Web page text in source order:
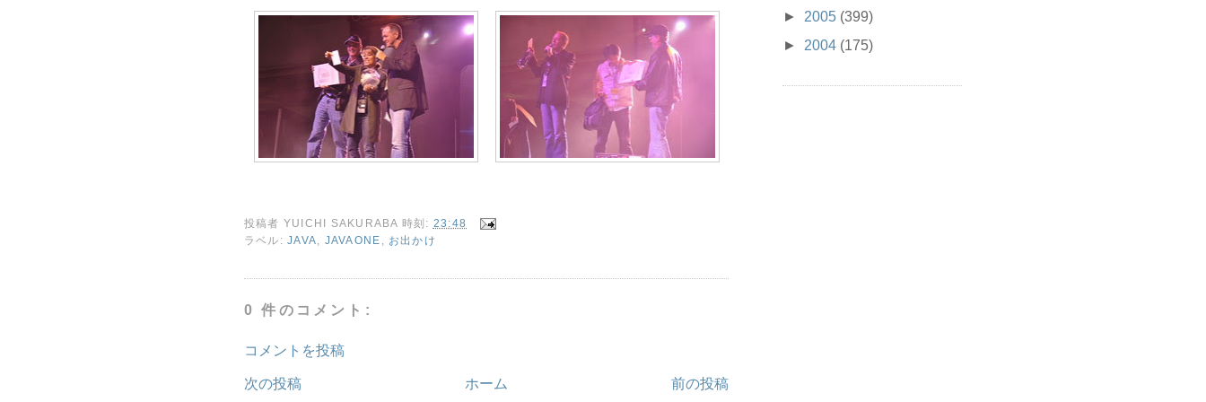
投稿者 YUICHI SAKURABA 時刻: 23:48
ラベル:JAVA JAVAONE お出かけ
0 件のコメント:
コメントを投稿
次の投稿 前の投稿
ホーム
► 2005 (399)
► 2004 (175)